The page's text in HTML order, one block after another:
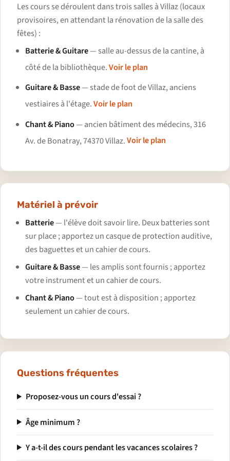
Les cours se déroulent dans trois salles à Villaz (locaux
provisoires, en attendant la rénovation de la salle des
fêtes) :
Batterie & Guitare— salle au-dessus de la cantine, à
côté de la bibliothèque.Voir le plan
Guitare & Basse— stade de foot de Villaz, anciens
vestiaires à l'étage.Voir le plan
Chant & Piano— ancien bâtiment des médecins, 316
Av. de Bonatray, 74370 Villaz.Voir le plan
Matériel à prévoir
Batterie— l'élève doit savoir lire. Deux batteries sont
sur place ; apportez un casque de protection auditive,
des baguettes et un cahier de cours.
Guitare & Basse— les amplis sont fournis ; apportez
votre instrument et un cahier de cours.
Chant & Piano— tout est à disposition ; apportez
seulement un cahier de cours.
Questions fréquentes
Proposez-vous un cours d'essai ?
Âge minimum ?
Y a-t-il des cours pendant les vacances scolaires ?